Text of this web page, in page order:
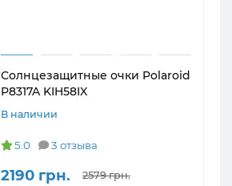
Солнцезащитные очки Polaroid
P8317A KIH58IX
В наличии
5.0 3 отзыва
2190 грн. 2579 грн.